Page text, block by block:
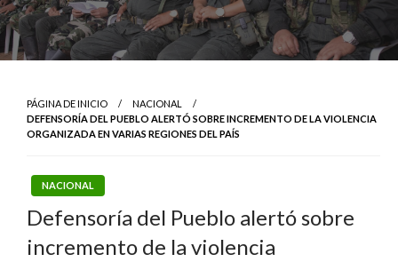
PÁGINA DE INICIO
NACIONAL
DEFENSORÍA DEL PUEBLO ALERTÓ SOBRE INCREMENTO DE LA VIOLENCIA
ORGANIZADA EN VARIAS REGIONES DEL PAÍS
NACIONAL
Defensoría del Pueblo alertó sobre
incremento de la violencia